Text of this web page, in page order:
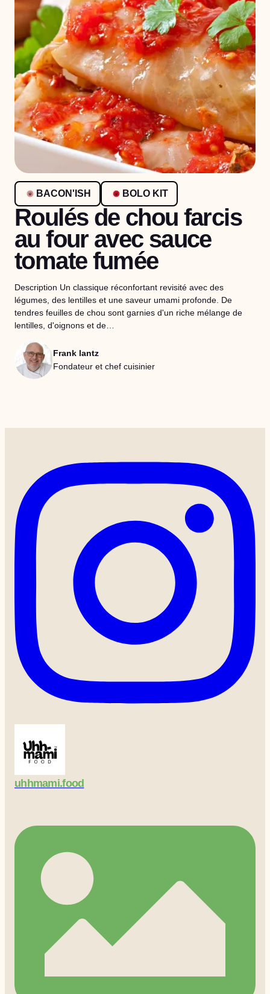
BACON'ISH BOLO KIT
Roulés de chou farcis
au four avec sauce
tomate fumée
Description Un classique réconfortant revisité avec des
légumes, des lentilles et une saveur umami profonde. De
tendres feuilles de chou sont garnies d'un riche mélange de
lentilles, d'oignons et de…
Frank lantz
Fondateur et chef cuisinier
uhhmami.food